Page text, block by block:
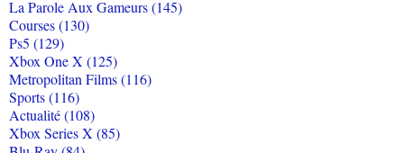
La Parole Aux Gameurs (145)
Courses (130)
Ps5 (129)
Xbox One X (125)
Metropolitan Films (116)
Sports (116)
Actualité (108)
Xbox Series X (85)